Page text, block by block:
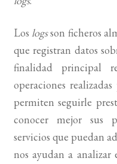
Loslogsson ficheros
que registran datos
finalidad principal
operaciones
permiten seguirle
conocer mejor sus
servicios que puedan
nos ayudan a